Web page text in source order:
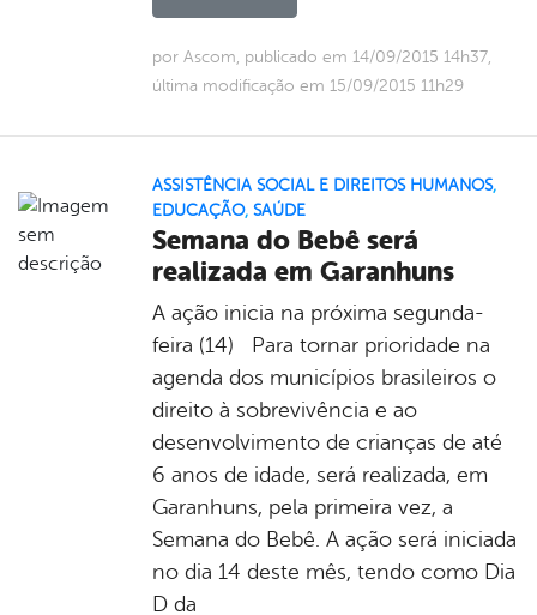
por Ascom, publicado em 14/09/2015 14h37,
última modificação em 15/09/2015 11h29
ASSISTÊNCIA SOCIAL E DIREITOS HUMANOS,
EDUCAÇÃO, SAÚDE
Semana do Bebê será
realizada em Garanhuns
A ação inicia na próxima segunda-
feira (14) Para tornar prioridade na
agenda dos municípios brasileiros o
direito à sobrevivência e ao
desenvolvimento de crianças de até
6 anos de idade, será realizada, em
Garanhuns, pela primeira vez, a
Semana do Bebê. A ação será iniciada
no dia 14 deste mês, tendo como Dia
D da